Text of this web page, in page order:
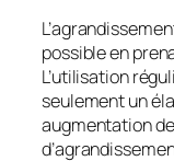
possible en
L’utilisation
seulement un
augmentation